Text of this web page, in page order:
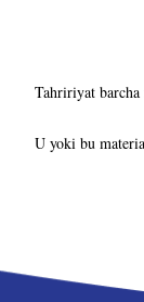
Tahririyat barcha
U yoki bu